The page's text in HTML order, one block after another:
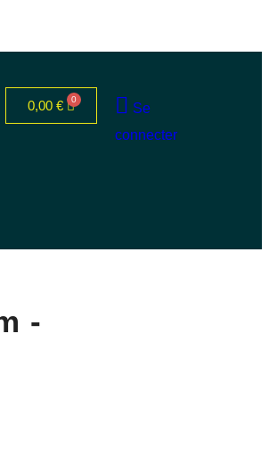
0,00 €
Se
connecter
-